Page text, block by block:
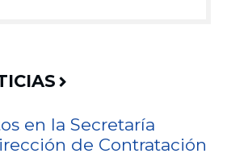
en la Secretaría
de Contratación